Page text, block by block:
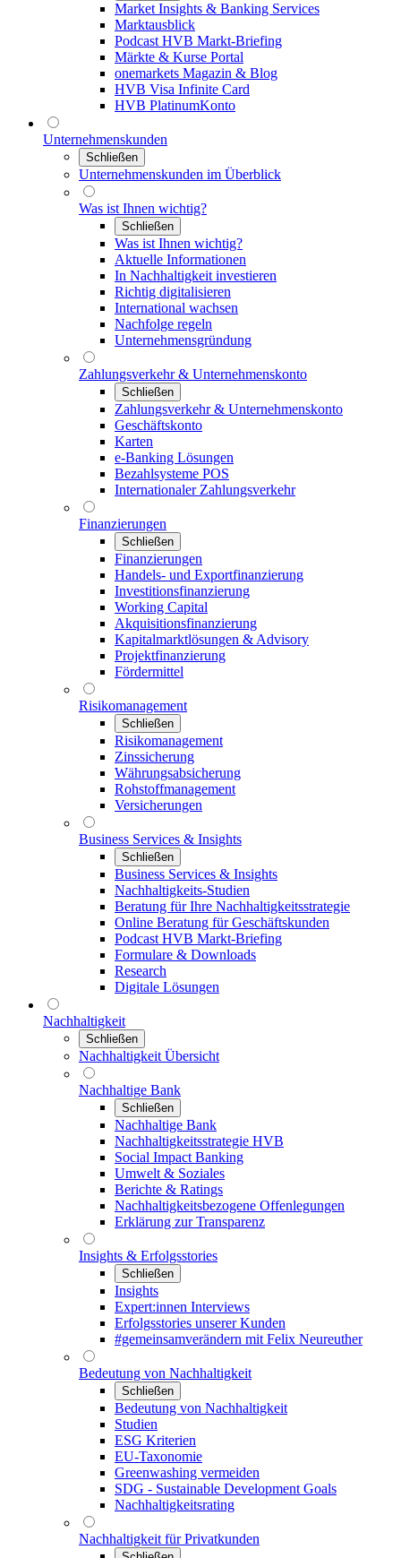
Market Insights & Banking Services
Marktausblick
Podcast HVB Markt-Briefing
Märkte & Kurse Portal
onemarkets Magazin & Blog
HVB Visa Infinite Card
HVB PlatinumKonto
Unternehmenskunden
Schließen
Unternehmenskunden im Überblick
Was ist Ihnen wichtig?
Schließen
Was ist Ihnen wichtig?
Aktuelle Informationen
In Nachhaltigkeit investieren
Richtig digitalisieren
International wachsen
Nachfolge regeln
Unternehmensgründung
Zahlungsverkehr & Unternehmenskonto
Schließen
Zahlungsverkehr & Unternehmenskonto
Geschäftskonto
Karten
e-Banking Lösungen
Bezahlsysteme POS
Internationaler Zahlungsverkehr
Finanzierungen
Schließen
Finanzierungen
Handels- und Exportfinanzierung
Investitionsfinanzierung
Working Capital
Akquisitionsfinanzierung
Kapitalmarktlösungen & Advisory
Projektfinanzierung
Fördermittel
Risikomanagement
Schließen
Risikomanagement
Zinssicherung
Währungsabsicherung
Rohstoffmanagement
Versicherungen
Business Services & Insights
Schließen
Business Services & Insights
Nachhaltigkeits-Studien
Beratung für Ihre Nachhaltigkeitsstrategie
Online Beratung für Geschäftskunden
Podcast HVB Markt-Briefing
Formulare & Downloads
Research
Digitale Lösungen
Nachhaltigkeit
Schließen
Nachhaltigkeit Übersicht
Nachhaltige Bank
Schließen
Nachhaltige Bank
Nachhaltigkeitsstrategie HVB
Social Impact Banking
Umwelt & Soziales
Berichte & Ratings
Nachhaltigkeitsbezogene Offenlegungen
Erklärung zur Transparenz
Insights & Erfolgsstories
Schließen
Insights
Expert:innen Interviews
Erfolgsstories unserer Kunden
#gemeinsamverändern mit Felix Neureuther
Bedeutung von Nachhaltigkeit
Schließen
Bedeutung von Nachhaltigkeit
Studien
ESG Kriterien
EU-Taxonomie
Greenwashing vermeiden
SDG - Sustainable Development Goals
Nachhaltigkeitsrating
Nachhaltigkeit für Privatkunden